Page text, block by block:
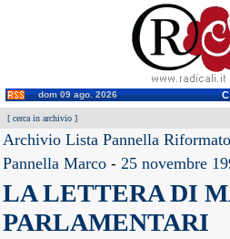
dom 09 ago. 2026
[ cerca in archivio ]
Archivio Lista Pannella
Pannella Marco - 25 novembre
LA LETTERA DI
PARLAMENTARI